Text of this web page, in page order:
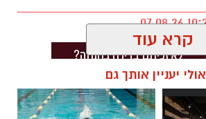
קרא עוד
אולי יעניין אותך גם